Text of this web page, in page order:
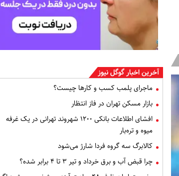
آخرین اخبار گوگل نیوز
ماجرای پلمب کسب و کارها چیست؟
بازار مسکن تهران در فاز انتظار
افشای اطلاعات بانکی ۱۲۰۰ شهروند تهرانی در یک غرفه
میوه و تره‌بار
کالابرگ سه گروه فردا شارژ می‌شود
چرا قبض آب و برق خرداد و تیر ۳ تا ۴ برابر شده؟